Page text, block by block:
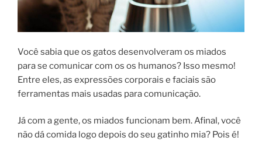
Você sabia que os gatos desenvolveram os miados
para se comunicar com os os humanos? Isso mesmo!
Entre eles, as expressões corporais e faciais são
ferramentas mais usadas para comunicação.
Já com a gente, os miados funcionam bem. Afinal, você
não dá comida logo depois do seu gatinho mia? Pois é!